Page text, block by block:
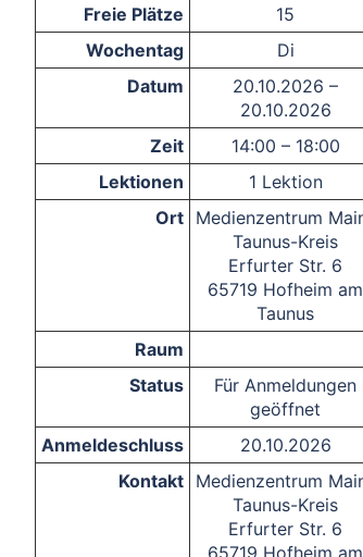
Freie Plätze
15
Wochentag
Di
Datum
20.10.2026 –
20.10.2026
Zeit
14:00 – 18:00
Lektionen
1 Lektion
Ort
Medienzentrum
Taunus-Kreis
Erfurter Str. 6
65719 Hofheim am
Taunus
Raum
Status
Für Anmeldungen
geöffnet
Anmeldeschluss
20.10.2026
Kontakt
Medienzentrum
Taunus-Kreis
Erfurter Str. 6
65719 Hofheim am